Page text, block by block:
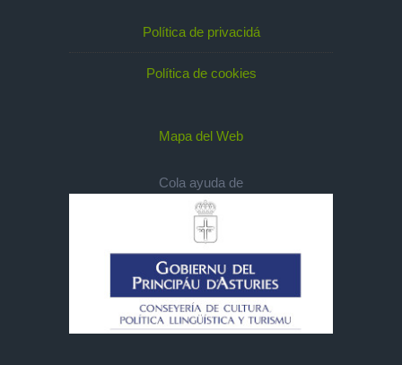
Política de privacidá
Política de cookies
Mapa del Web
Cola ayuda de